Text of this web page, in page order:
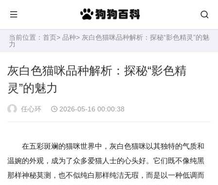
当前位置： 首页> 品种> 灰白色猫咪品种解析：探秘“影色精灵”的魅
力
灰白色猫咪品种解析：探秘“影色精
灵”的魅力
任心环 2026-05-16 00:00:38
在五彩斑斓的猫咪世界中，灰白色猫咪以其独特的气质和
温婉的外观，成为了众多爱猫人士的心头好。它们既不像纯黑
那样神秘莫测，也不似纯白那样纯洁无瑕，而是以一种低调而